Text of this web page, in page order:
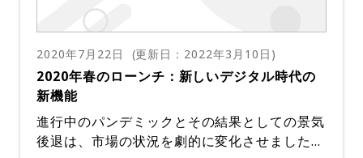
た場合でも、より迅速に対応して解決するため
のプロセスを改善することができるようになり
ます。
オーケストレーションから仮想的な対応に移行
uty を使用することで、ほとんどの場合、通常
通りの業務を行うことができます。
らです。
ず、いつでもシステムに問題が発生したとき
に、リアルタイムで適切な対応を行うための支
援を受けることができるとの信頼をいただいて
います。では、それをどうやって実現している
のでしょうか。
分散しています。当社は、複数の物理的なデー
リージョンに分散して配置されています。当社
のアーキテクチャは、お客様からのトラフィッ
クの急増を想定しています。例えば、旅行業界
やEコマース業界とは異なり、予測可能なトラ
フィックパターンには季節性がありません。1
当社は、「失敗の金曜日」シリーズでカオスエ
ンジニアリングを実践し、お客様のために信頼
性と回復力を維持する能力を実践していること
で知られています。時間をかけて障害シナリオ
在では「Failure Anydays」（失敗はいつでも
起こる）を実施しています。そう、当社のチー
ダウンタイムといえば、PagerDutyでは予定
されたダウンタイムはありません。あなたの時
計は止まることはありません。当社のサービス
レベルアグリーメント（SLA）は、お客様に提
多くの企業がリモートワークへのシフトを行お
うとしているか、または行っています。そして
2020年7月22日 (更新日： 2022年3月10日 )
2020年春のローンチ：新しいデジタル時代の
新機能
進行中のパンデミックとその結果としての景気
後退は、市場の状況を劇的に変化させました。